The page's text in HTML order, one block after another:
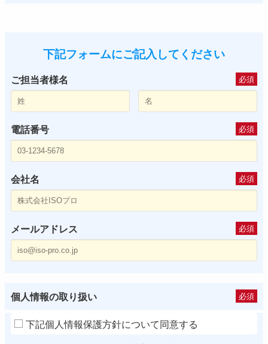
下記フォームにご記入してください
ご担当者様名 必須
電話番号 必須
会社名 必須
メールアドレス 必須
個人情報の取り扱い 必須
下記個人情報保護方針について同意する